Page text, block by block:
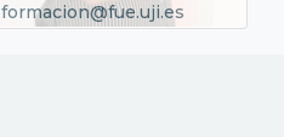
formacion@fue.uji.es